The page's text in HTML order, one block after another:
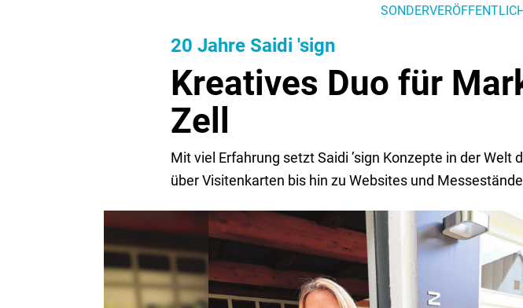
20 Jahre Saidi 'sign
Kreatives Duo für
Zell
Mit viel Erfahrung setzt Saidi ’sign Konzepte in der
über Visitenkarten bis hin zu Websites und